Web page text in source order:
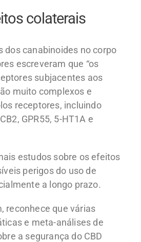
colaterais
dos canabinoides no corpo
escreveram que “os
subjacentes aos
muito complexos e
receptores, incluindo
GPR55, 5-HT1A e
estudos sobre os efeitos
perigos do uso de
a longo prazo.
reconhece que várias
e meta-análises de
a segurança do CBD